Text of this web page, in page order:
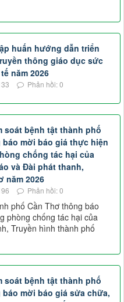
huấn hướng dẫn triển
thông giáo dục sức
năm 2026
Phản hồi: 0
soát bệnh tật thành phố
mời báo giá thực hiện
chống tác hại của
và Đài phát thanh,
năm 2026
Phản hồi: 0
phố Cần Thơ thông báo
phòng chống tác hại của
Truyền hình thành phố
soát bệnh tật thành phố
mời báo giá sửa chữa,